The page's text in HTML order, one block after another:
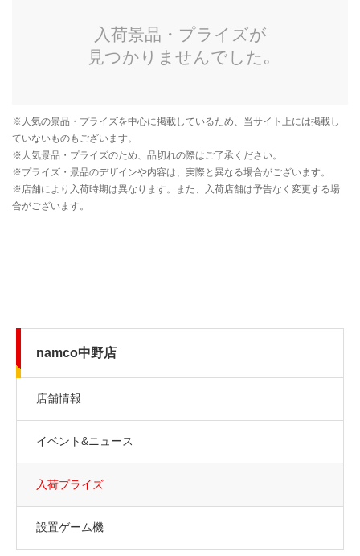
namco中野店
店舗情報
イベント&ニュース
入荷プライズ
設置ゲーム機